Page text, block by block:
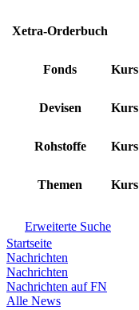
Xetra-Orderbuch
Fonds Kurs
Devisen Kurs
Rohstoffe Kurs
Themen Kurs
Erweiterte Suche
Startseite
Nachrichten
Nachrichten
Nachrichten auf FN
Alle News